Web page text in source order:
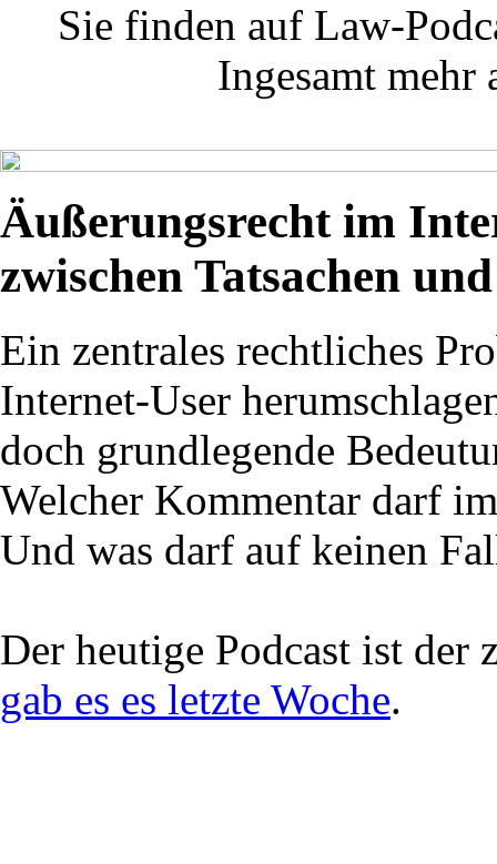
Sie finden auf Law-
Ingesamt mehr
Äußerungsrecht im
zwischen Tatsachen
Ein zentrales rechtliches
Internet-User
doch grundlegende
Welcher Kommentar darf
Und was darf auf keinen
Der heutige Podcast ist
gab es es letzte Woche.